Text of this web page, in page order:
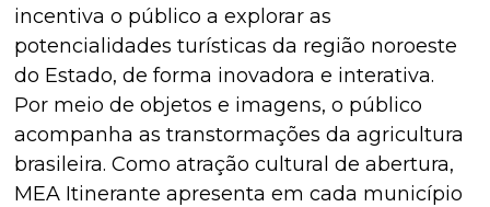
incentiva o público a explorar as
potencialidades turísticas da região noroeste
do Estado, de forma inovadora e interativa.
Por meio de objetos e imagens, o público
acompanha as transtormações da agricultura
brasileira. Como atração cultural de abertura,
MEA Itinerante apresenta em cada município